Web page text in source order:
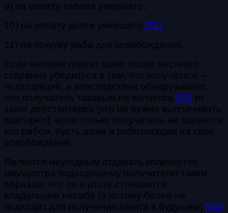
9) на оплату савана умершего;
10) на оплату долга умершего; [22]
11) на покупку раба для освобождения.
Если человек платит закят после честного
старания убедиться в том, что получатель –
подходящий, и впоследствии обнаруживает,
что получатель таковым не является, [23] то
закят действителен (его не нужно выплачивать
повторно), если только получатель не окажется
его рабом, пусть даже и работающим на свое
освобождение.
Является неугодным отдавать количество
имущества подходящему получателю таким
образом, что он в итоге становится
владельцем нисаба (а потому более не
подходит для получения закята в будущем). [24]